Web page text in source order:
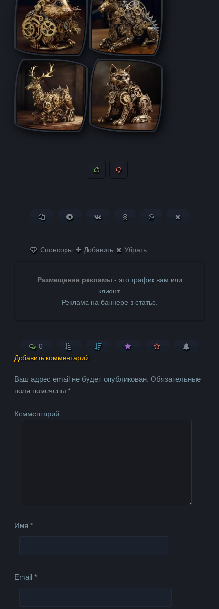
Копировать ссылкуПоделиться в Telegram
Поделиться ВКонтактеПоделиться в
Поделиться в
Спонсоры Добавить Убрать
Размещение рекламы - это трафик вам или
клиент.
Реклама на баннере в статье.
0
Добавить комментарий
Ваш адрес email не будет опубликован. Обязательные
поля помечены*
Комментарий
Имя*
Email*